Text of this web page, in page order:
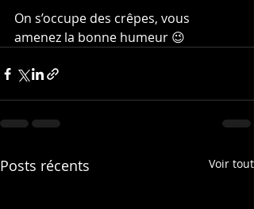
On s’occupe des crêpes, vous
amenez la bonne humeur 😉
Posts récents Voir tout